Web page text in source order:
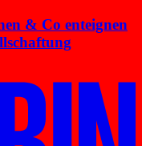
& Co enteignen